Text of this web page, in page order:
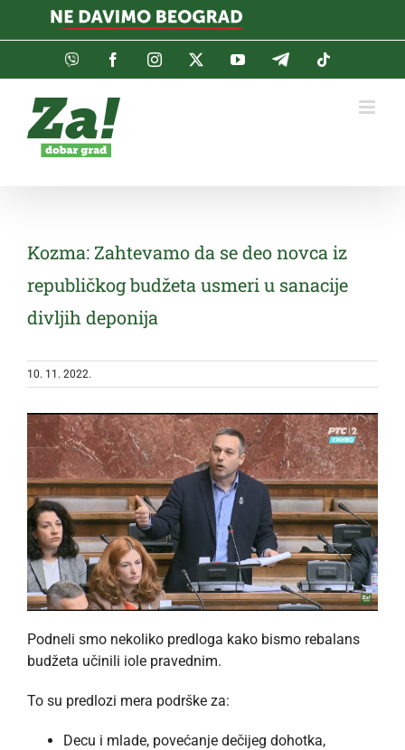
Viber FacebookInstagramTwitterYouTubeTelegram
Kozma: Zahtevamo da se deo novca iz
republičkog budžeta usmeri u sanacije
divljih deponija
10. 11. 2022.
Podneli smo nekoliko predloga kako bismo rebalans
budžeta učinili iole pravednim.
To su predlozi mera podrške za:
Decu i mlade, povećanje dečijeg dohotka,